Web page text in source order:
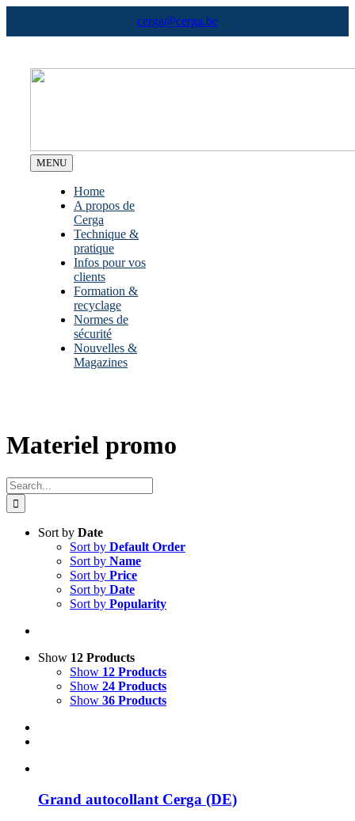
content
cerga@cerga.be
MENU
Home
A propos de
Cerga
Technique &
pratique
Infos pour vos
clients
Formation &
recyclage
Normes de
sécurité
Nouvelles &
Magazines
Materiel promo
Search
for:
Sort by Date
Sort by Default Order
Sort by Name
Sort by Price
Sort by Date
Sort by Popularity
Show 12 Products
Show 12 Products
Show 24 Products
Show 36 Products
Grand autocollant Cerga (DE)